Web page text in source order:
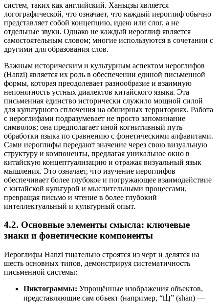
систем, таких как английский. Ханьцзы является
логографической, что означает, что каждый иероглиф обычно
представляет собой концепцию, идею или слог, а не
отдельные звуки. Однако не каждый иероглиф является
самостоятельным словом; многие используются в сочетании с
другими для образования слов.
Важным историческим и культурным аспектом иероглифов
(Hanzi) является их роль в обеспечении единой письменной
формы, которая преодолевает разнообразие и взаимную
непонятность устных диалектов китайского языка. Эта
письменная единство исторически служило мощной силой
для культурного сплочения на обширных территориях. Работа
с иероглифами подразумевает не просто запоминание
символов; она предполагает иной когнитивный путь
обработки языка по сравнению с фонетическими алфавитами.
Сами иероглифы передают значение через свою визуальную
структуру и компоненты, предлагая уникальное окно в
китайскую концептуализацию и отражая визуальный язык
мышления. Это означает, что изучение иероглифов
обеспечивает более глубокое и погружающее взаимодействие
с китайской культурой и мыслительными процессами,
превращая письмо и чтение в более глубокий
интеллектуальный и культурный опыт.
4.2. Основные элементы смысла: ключевые
знаки и фонетические компоненты
Иероглифы Hanzi тщательно строятся из черт и делятся на
шесть основных типов, демонстрируя систематичность
письменной системы:
Пиктограммы: Упрощённые изображения объектов,
представляющие сам объект (например, “山” (shān) —